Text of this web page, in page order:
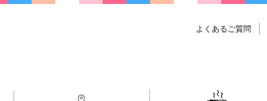
よくあるご質問